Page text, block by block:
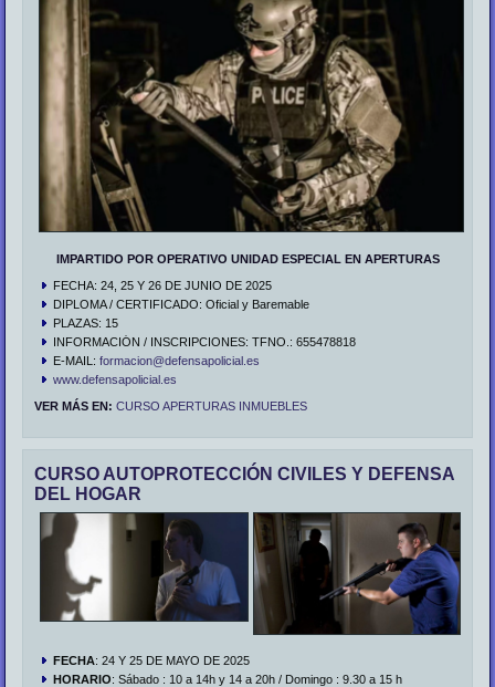
IMPARTIDO POR OPERATIVO UNIDAD ESPECIAL EN APERTURAS
FECHA: 24, 25 Y 26 DE JUNIO DE 2025
DIPLOMA / CERTIFICADO: Oficial y Baremable
PLAZAS: 15
INFORMACIÓN / INSCRIPCIONES: TFNO.: 655478818
E-MAIL:formacion@defensapolicial.es
www.defensapolicial.es
VER MÁS EN: CURSO APERTURAS INMUEBLES
CURSO AUTOPROTECCIÓN CIVILES Y DEFENSA
DEL HOGAR
FECHA: 24 Y 25 DE MAYO DE 2025
HORARIO: Sábado : 10 a 14h y 14 a 20h / Domingo : 9.30 a 15 h